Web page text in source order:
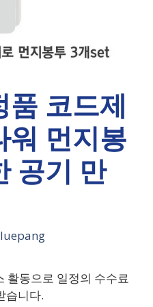
품 코드제
워 먼지봉
공기 만
활동으로 일정의 수수료
습니다.